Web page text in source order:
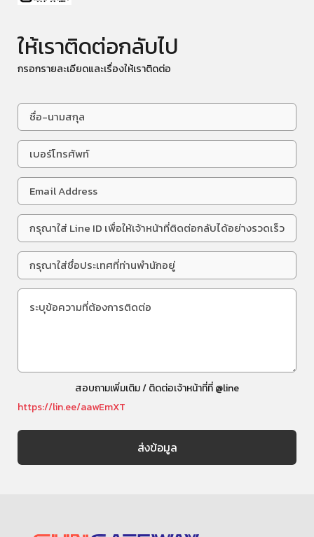
ให้เราติดต่อกลับไป
กรอกรายละเอียดและเรื่องให้เราติดต่อ
สอบถามเพิ่มเติม / ติดต่อเจ้าหน้าที่ที่ @line
https://lin.ee/aawEmXT